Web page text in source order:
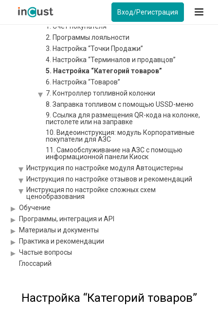
Вход/Регистрация
Детальное описание настройки нужных пунктов
Бизнес-панели
1. Счет покупателя
2. Программы лояльности
3. Настройка “Точки Продажи”
4. Настройка “Терминалов и продавцов”
5. Настройка “Категорий товаров”
6. Настройка “Товаров”
7. Контроллер топливной колонки
8. Заправка топливом с помощью USSD-меню
9. Ссылка для размещения QR-кода на колонке,
пистолете или на заправке
10. Видеоинструкция: модуль Корпоративные
покупатели для АЗС
11. Самообслуживание на АЗС с помощью
информационной панели Киоск
Инструкция по настройке модуля Автоцистерны
Инструкция по настройке отзывов и рекомендаций
Инструкция по настройке сложных схем
ценообразования
Обучение
Программы, интеграция и API
Материалы и документы
Практика и рекомендации
Частые вопросы
Глоссарий
Настройка “Категорий товаров”